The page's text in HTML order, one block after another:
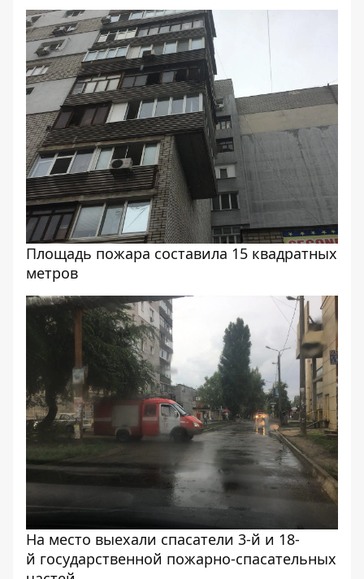
Площадь пожара составила 15 квадратных
метров
На место выехали спасатели 3-й и 18-
й государственной пожарно-спасательных